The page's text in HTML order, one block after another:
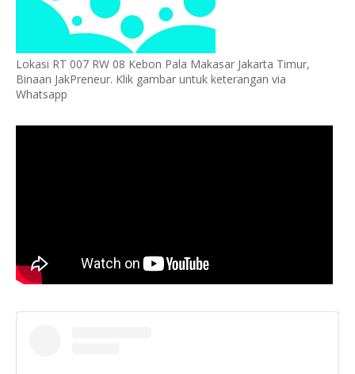
Lokasi RT 007 RW 08 Kebon Pala Makasar Jakarta Timur,
Binaan JakPreneur. Klik gambar untuk keterangan via
Whatsapp